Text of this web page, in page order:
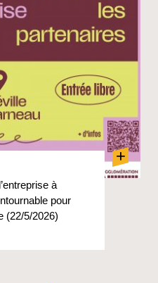
+
à
pour
(22/5/2026)